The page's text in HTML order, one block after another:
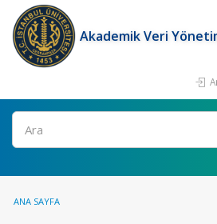
Akademik Veri
Ara
ANA SAYFA